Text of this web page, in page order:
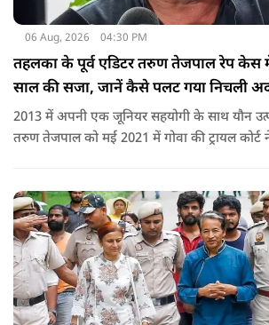
06 Aug, 2026 04:30 PM
तहलका के पूर्व एडिटर तरुण तेजपाल रेप केस
साल की सजा, जानें कैसे पलट गया निचली
2013 में अपनी एक जूनियर सहयोगी के साथ यौन
तरुण तेजपाल को मई 2021 में गोवा की ट्रायल कोर्ट